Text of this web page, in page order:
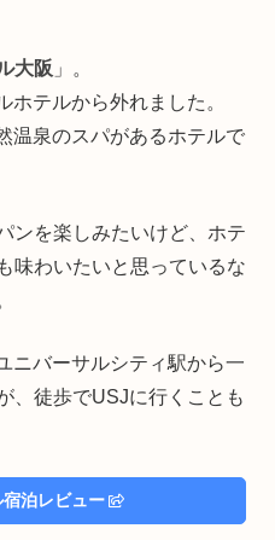
大阪 」。
ホテルから外れました。
温泉のスパがあるホテルで
ンを楽しみたいけど、ホテ
味わいたいと思っているな
ニバーサルシティ駅から一
、徒歩でUSJに行くことも
宿泊レビュー